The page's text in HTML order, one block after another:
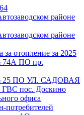
районе
районе
за отопление за 2025
ПО пр.
ПО УЛ. САДОВАЯ
ГВС пос. Доскино
офиса
потребителей